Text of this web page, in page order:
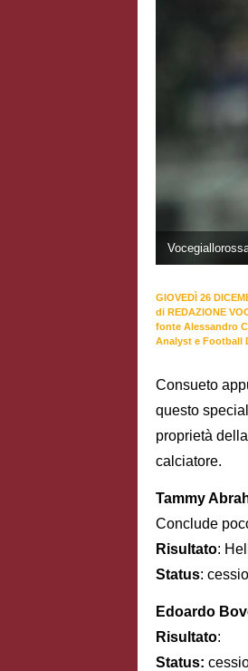
GIOVEDÌ 26
di REDAZIONE
fonte Alessandro
Analyst e Football
Consueto
questo
proprietà
calciatore.
Tammy
Conclude
Risultato:
Status:
Edoardo
Risultato:
Status: